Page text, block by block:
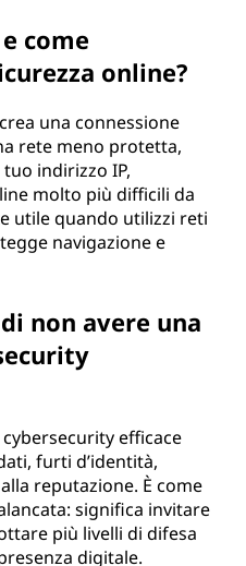
e come
online?
una connessione
rete meno protetta,
indirizzo IP,
molto più difficili da
utile quando utilizzi reti
navigazione e
non avere una
efficace
furti d’identità,
reputazione. È come
significa invitare
più livelli di difesa
digitale.